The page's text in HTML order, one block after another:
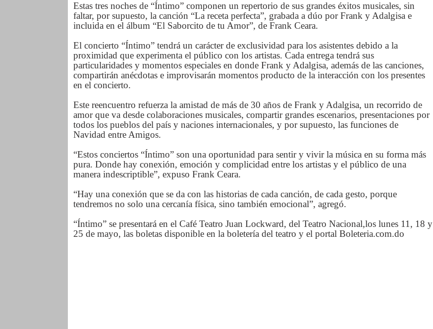
Estas tres noches de “Íntimo” componen un repertorio de sus grandes éxitos musicales, sin
faltar, por supuesto, la canción “La receta perfecta”, grabada a dúo por Frank y Adalgisa e
incluida en el álbum “El Saborcito de tu Amor”, de Frank Ceara.
El concierto “Íntimo” tendrá un carácter de exclusividad para los asistentes debido a la
proximidad que experimenta el público con los artistas. Cada entrega tendrá sus
particularidades y momentos especiales en donde Frank y Adalgisa, además de las canciones,
compartirán anécdotas e improvisarán momentos producto de la interacción con los presentes
en el concierto.
Este reencuentro refuerza la amistad de más de 30 años de Frank y Adalgisa, un recorrido de
amor que va desde colaboraciones musicales, compartir grandes escenarios, presentaciones por
todos los pueblos del país y naciones internacionales, y por supuesto, las funciones de
Navidad entre Amigos.
“Estos conciertos “Íntimo” son una oportunidad para sentir y vivir la música en su forma más
pura. Donde hay conexión, emoción y complicidad entre los artistas y el público de una
manera indescriptible”, expuso Frank Ceara.
“Hay una conexión que se da con las historias de cada canción, de cada gesto, porque
tendremos no solo una cercanía física, sino también emocional”, agregó.
“Íntimo” se presentará en el Café Teatro Juan Lockward, del Teatro Nacional,los lunes 11, 18 y
25 de mayo, las boletas disponible en la boletería del teatro y el portal Boleteria.com.do